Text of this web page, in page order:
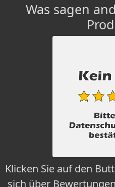
Was sagen
Klicken Sie auf den
sich über